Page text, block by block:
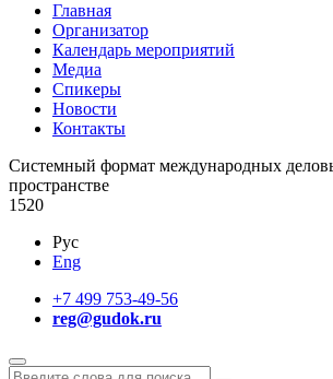
Главная
Организатор
Календарь мероприятий
Медиа
Спикеры
Новости
Контакты
Cистемный формат международных
пространстве
1520
Рус
Eng
+7 499 753-49-56
reg@gudok.ru